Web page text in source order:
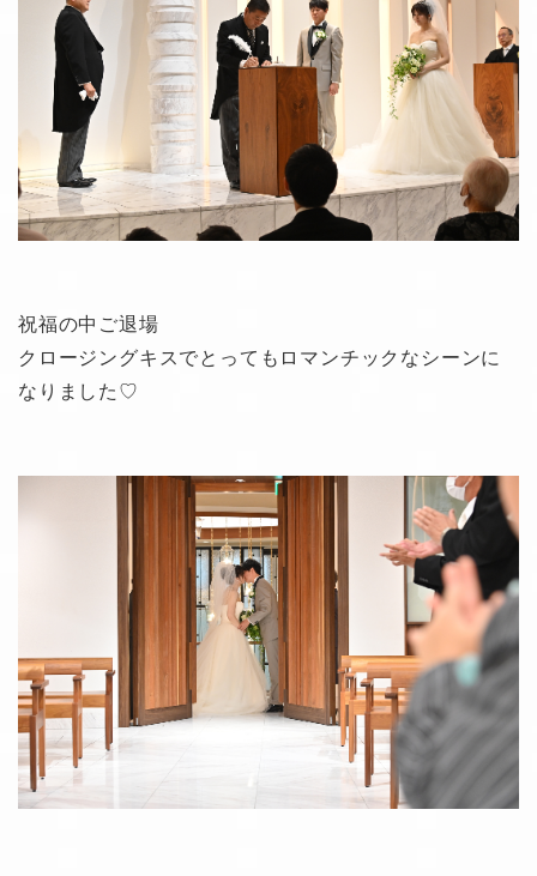
祝福の中ご退場
クロージングキスでとってもロマンチックなシーンに
なりました♡